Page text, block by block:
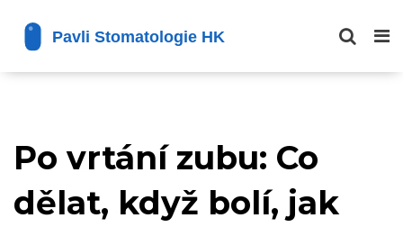
Po vrtání zubu: Co
dělat, když bolí, jak